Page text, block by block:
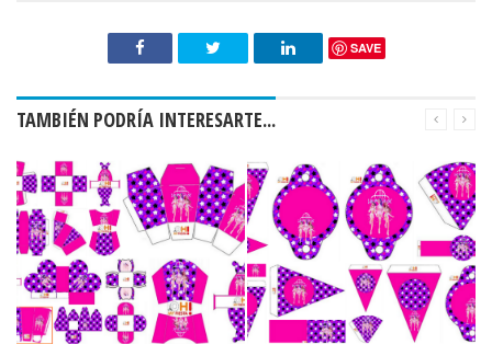
SAVE
TAMBIÉN PODRÍA INTERESARTE...